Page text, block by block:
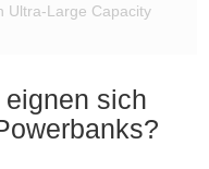
Ultra-Large Capacity
sich